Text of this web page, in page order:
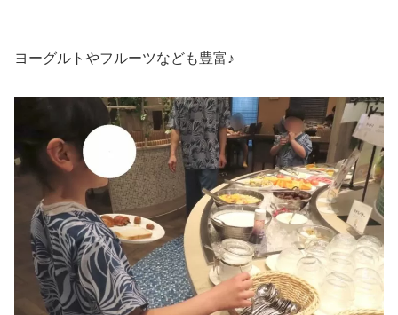
ヨーグルトやフルーツなども豊富♪